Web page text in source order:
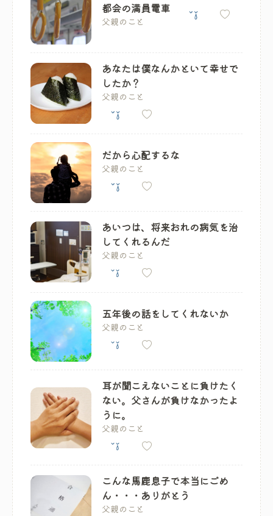
都会の満員電車
父親のこと
あなたは僕なんかといて幸せで
したか？
父親のこと
だから心配するな
父親のこと
あいつは、将来おれの病気を治
してくれるんだ
父親のこと
五年後の話をしてくれないか
父親のこと
耳が聞こえないことに負けたく
ない。父さんが負けなかったよ
うに。
父親のこと
こんな馬鹿息子で本当にごめ
ん・・・ありがとう
父親のこと